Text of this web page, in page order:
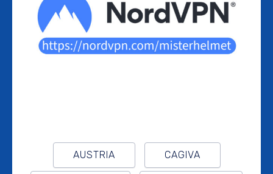
AUSTRIA CAGIVA